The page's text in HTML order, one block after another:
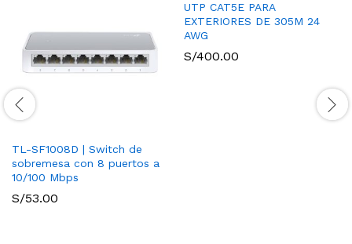
TL-SF1008D | Switch de
sobremesa con 8 puertos a
10/100 Mbps
S/53.00
UTP CAT5E PARA
EXTERIORES DE 305M 24
AWG
S/400.00